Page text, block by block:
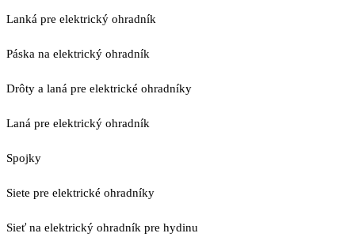
Lanká pre elektrický ohradník
Páska na elektrický ohradník
Drôty a laná pre elektrické ohradníky
Laná pre elektrický ohradník
Spojky
Siete pre elektrické ohradníky
Sieť na elektrický ohradník pre hydinu